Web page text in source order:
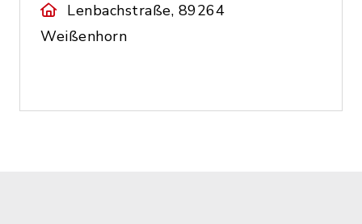
Lenbachstraße, 89264
Weißenhorn